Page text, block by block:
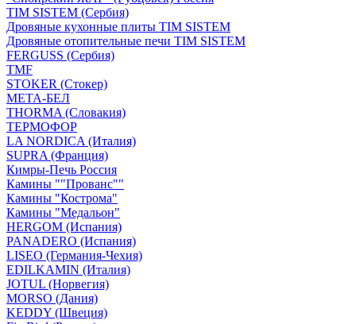
TIM SISTEM (Сербия)
Дровяные кухонные плиты TIM SISTEM
Дровяные отопительные печи TIM SISTEM
FERGUSS (Сербия)
TMF
STOKER (Стокер)
МЕТА-БЕЛ
THORMA (Словакия)
ТЕРМОФОР
LA NORDICA (Италия)
SUPRA (Франция)
Кимры-Печь Россия
Камины ""Прованс""
Камины "Кострома"
Камины "Медальон"
HERGOM (Испания)
PANADERO (Испания)
LISEO (Германия-Чехия)
EDILKAMIN (Италия)
JOTUL (Норвегия)
MORSO (Дания)
KEDDY (Швеция)